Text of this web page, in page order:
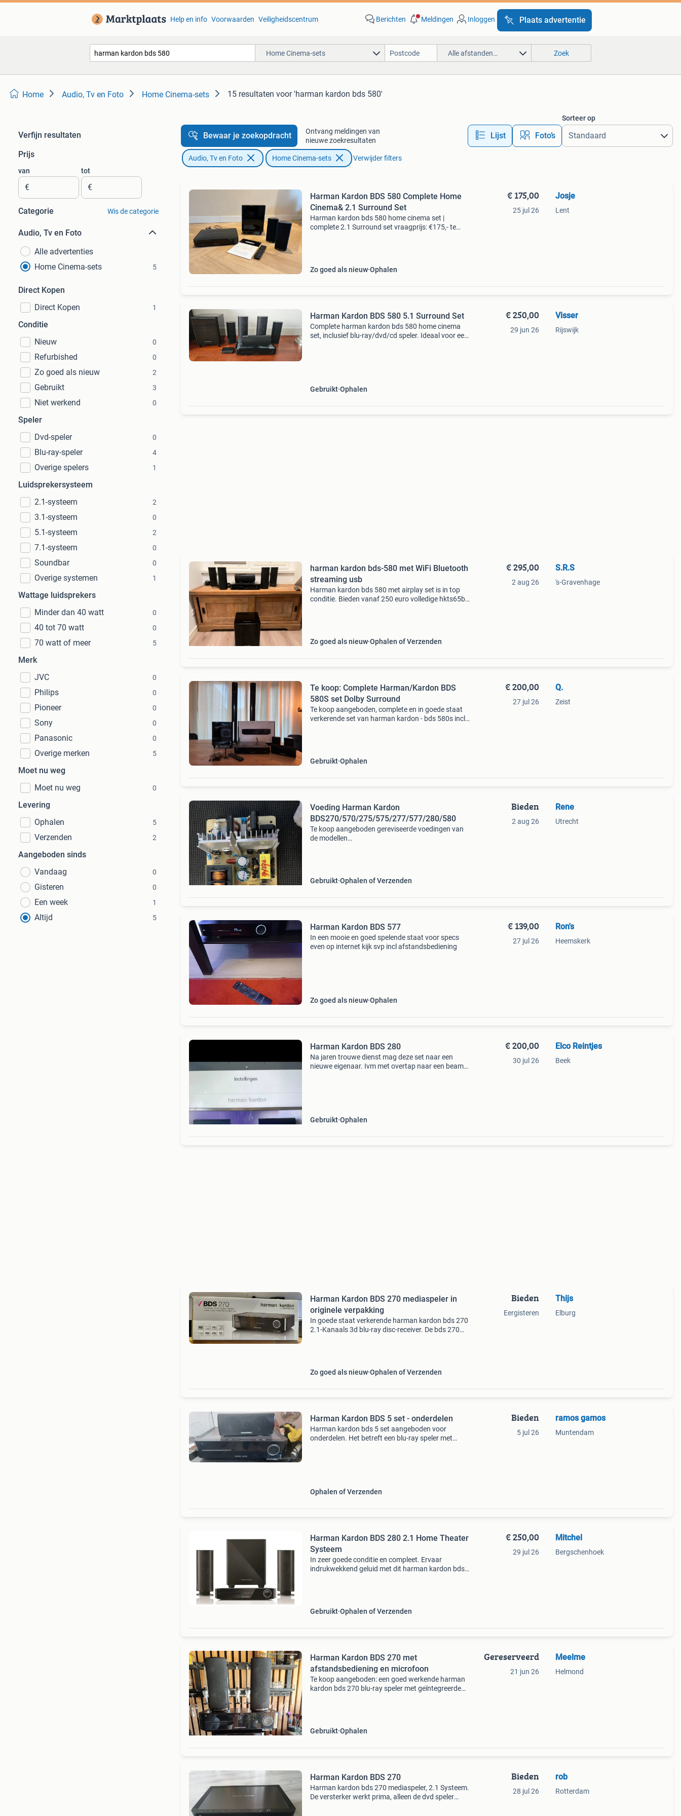
Help en info Voorwaarden Veiligheidscentrum Berichten Meldingen Inloggen Plaats advertentie
Home Cinema-sets Alle afstanden… Zoek
Home Audio, Tv en Foto Home Cinema-sets 15 resultaten voor 'harman kardon bds 580'
Verfijn resultaten
Prijs
van
€
tot
€
Categorie Wis de categorie
Audio, Tv en Foto
Alle advertenties
Home Cinema-sets
5
Direct Kopen
Direct Kopen
1
Conditie
Nieuw
0
Refurbished 0
Zo goed als nieuw 2
Gebruikt 3
Niet werkend 0
Speler
Dvd-speler
0
Blu-ray-speler 4
Overige spelers 1
Luidsprekersysteem
2.1-systeem
2
3.1-systeem 0
5.1-systeem 2
7.1-systeem 0
Soundbar 0
Overige systemen 1
Wattage luidsprekers
Minder dan 40 watt
0
40 tot 70 watt 0
70 watt of meer 5
Merk
JVC
0
Philips 0
Pioneer 0
Sony 0
Panasonic 0
Overige merken 5
Moet nu weg
Moet nu weg
0
Levering
Ophalen
5
Verzenden 2
Aangeboden sinds
Vandaag
0
Gisteren 0
Een week 1
Altijd 5
Bewaar je zoekopdracht
Ontvang meldingen van
nieuwe zoekresultaten
Lijst Foto’s
Sorteer op
Audio, Tv en Foto Home Cinema-sets Verwijder filters
Harman Kardon BDS 580 Complete Home
Cinema& 2.1 Surround Set
Harman kardon bds 580 home cinema set |
complete 2.1 Surround set vraagprijs: €175,- te
Zo goed als nieuw Ophalen
€ 175,00
25 jul 26
Josje
Lent
Harman Kardon BDS 580 5.1 Surround Set
Complete harman kardon bds 580 home cinema
set, inclusief blu-ray/dvd/cd speler. Ideaal voor een
Gebruikt Ophalen
€ 250,00
29 jun 26
Visser
Rijswijk
harman kardon bds-580 met WiFi Bluetooth
streaming usb
Harman kardon bds 580 met airplay set is in top
conditie. Bieden vanaf 250 euro volledige hkts65bq
Zo goed als nieuw Ophalen of Verzenden
€ 295,00
2 aug 26
S.R.S
's-Gravenhage
Te koop: Complete Harman/Kardon BDS
580S set Dolby Surround
Te koop aangeboden, complete en in goede staat
verkerende set van harman kardon - bds 580s incl.
Gebruikt Ophalen
€ 200,00
27 jul 26
Q.
Zeist
Voeding Harman Kardon
BDS270/570/275/575/277/577/280/580
Te koop aangeboden gereviseerde voedingen van
de modellen
Gebruikt Ophalen of Verzenden
Bieden
2 aug 26
Rene
Utrecht
Harman Kardon BDS 577
In een mooie en goed spelende staat voor specs
even op internet kijk svp incl afstandsbediening
Zo goed als nieuw Ophalen
€ 139,00
27 jul 26
Ron's
Heemskerk
Harman Kardon BDS 280
Na jaren trouwe dienst mag deze set naar een
nieuwe eigenaar. Ivm met overtap naar een beamer
Gebruikt Ophalen
€ 200,00
30 jul 26
Elco Reintjes
Beek
Harman Kardon BDS 270 mediaspeler in
originele verpakking
In goede staat verkerende harman kardon bds 270
2.1-Kanaals 3d blu-ray disc-receiver. De bds 270
Zo goed als nieuw Ophalen of Verzenden
Bieden
Eergisteren
Thijs
Elburg
Harman Kardon BDS 5 set - onderdelen
Harman kardon bds 5 set aangeboden voor
onderdelen. Het betreft een blu-ray speler met
Ophalen of Verzenden
Bieden
5 jul 26
ramos gamos
Muntendam
Harman Kardon BDS 280 2.1 Home Theater
Systeem
In zeer goede conditie en compleet. Ervaar
indrukwekkend geluid met dit harman kardon bds
Gebruikt Ophalen of Verzenden
€ 250,00
29 jul 26
Mitchel
Bergschenhoek
Harman Kardon BDS 270 met
afstandsbediening en microfoon
Te koop aangeboden: een goed werkende harman
kardon bds 270 blu-ray speler met geïntegreerde
Gebruikt Ophalen
Gereserveerd
21 jun 26
Meelme
Helmond
Harman Kardon BDS 270
Harman kardon bds 270 mediaspeler, 2.1 Systeem.
De versterker werkt prima, alleen de dvd speler
Bieden
28 jul 26
rob
Rotterdam